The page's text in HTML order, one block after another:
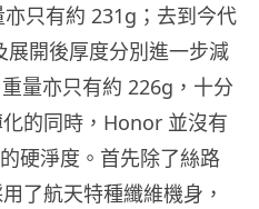
只有約 231g；去到今代
開後厚度分別進一步減
量亦只有約 226g，十分
的同時，Honor 並沒有
硬淨度。首先除了絲路
了航天特種纖維機身，